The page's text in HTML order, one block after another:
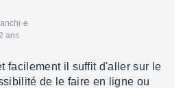
ans
facilement il suffit d'aller sur le
de le faire en ligne ou